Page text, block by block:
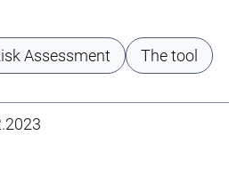
Assessment The tool